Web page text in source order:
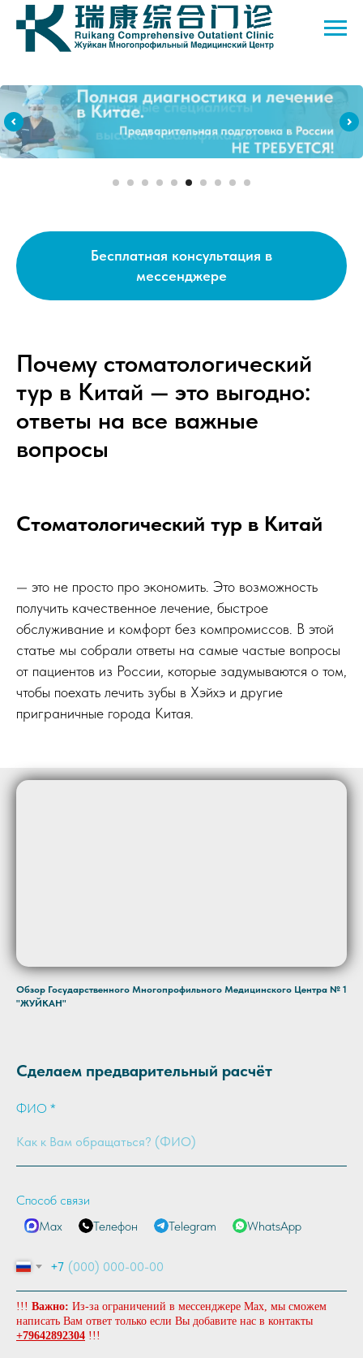
Бесплатная консультация в
мессенджере
Почему стоматологический
тур в Китай — это выгодно:
ответы на все важные
вопросы
Стоматологический тур в Китай
— это не просто про экономить. Это возможность
получить качественное лечение, быстрое
обслуживание и комфорт без компромиссов. В этой
статье мы собрали ответы на самые частые вопросы
от пациентов из России, которые задумываются о том,
чтобы поехать лечить зубы в Хэйхэ и другие
приграничные города Китая.
Обзор Государственного Многопрофильного Медицинского Центра № 1
"ЖУЙКАН"
Сделаем предварительный расчёт
ФИО *
Способ связи
Max
Телефон Telegram WhatsApp
+7
!!! Важно: Из-за ограничений в мессенджере Max, мы сможем
написать Вам ответ только если Вы добавите нас в контакты
+79642892304 !!!